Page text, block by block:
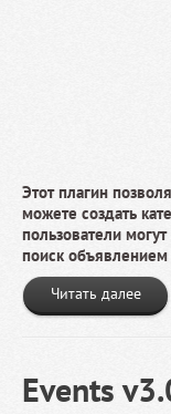
Этот плагин
можете создать
пользователи
поиск
Читать далее
Events